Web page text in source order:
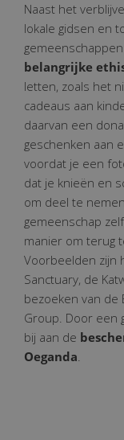
Naast het
lokale gidsen en
belangrijke
letten, zoals het
cadeaus aan
daarvan een
geschenken aan
voordat je een
dat je knieën en
om deel te
gemeenschap
manier om terug
Voorbeelden zijn
Sanctuary, de
bezoeken van de
Group. Door een
bij aan de
Oeganda.